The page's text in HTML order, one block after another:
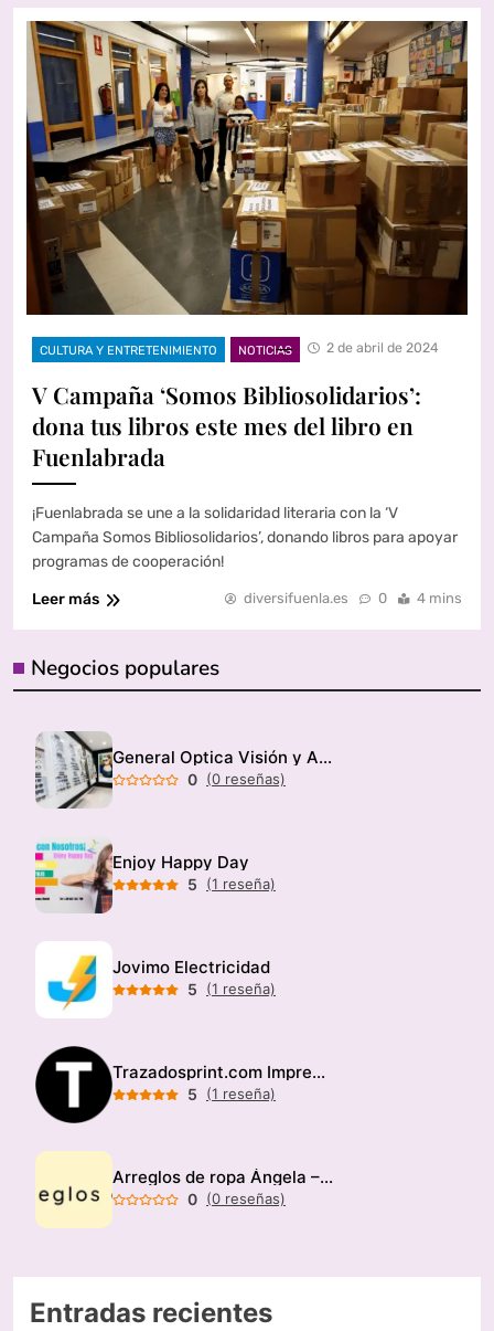
CULTURA Y ENTRETENIMIENTO NOTICIAS 2 de abril de 2024
V Campaña ‘Somos Bibliosolidarios’:
dona tus libros este mes del libro en
Fuenlabrada
¡Fuenlabrada se une a la solidaridad literaria con la ‘V
Campaña Somos Bibliosolidarios’, donando libros para apoyar
programas de cooperación!
Leer más
diversifuenla.es 0 4 mins
Negocios populares
General Optica Visión y Audición
0 (0 reseñas)
Enjoy Happy Day
5 (1 reseña)
Jovimo Electricidad
5 (1 reseña)
Trazadosprint.com Imprenta
5 (1 reseña)
Arreglos de ropa Ángela – Modista
0 (0 reseñas)
Entradas recientes